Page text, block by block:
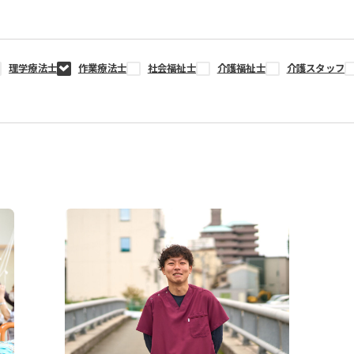
理学療法士 作業療法士 社会福祉士 介護福祉士 介護スタッフ